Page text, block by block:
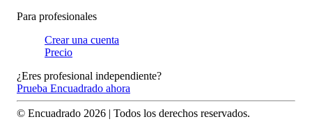
Para profesionales
Crear una cuenta
Precio
¿Eres profesional independiente?
Prueba Encuadrado ahora
© Encuadrado 2026 | Todos los derechos reservados.